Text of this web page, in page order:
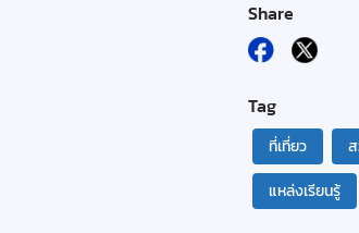
Share
Tag
ที่เที่ยว
แหล่งเรียนรู้